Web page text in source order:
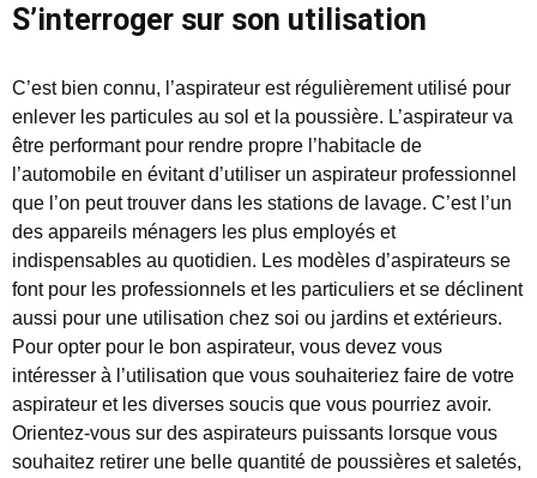
S’interroger sur son utilisation
C’est bien connu, l’aspirateur est régulièrement utilisé pour
enlever les particules au sol et la poussière. L’aspirateur va
être performant pour rendre propre l’habitacle de
l’automobile en évitant d’utiliser un aspirateur professionnel
que l’on peut trouver dans les stations de lavage. C’est l’un
des appareils ménagers les plus employés et
indispensables au quotidien. Les modèles d’aspirateurs se
font pour les professionnels et les particuliers et se déclinent
aussi pour une utilisation chez soi ou jardins et extérieurs.
Pour opter pour le bon aspirateur, vous devez vous
intéresser à l’utilisation que vous souhaiteriez faire de votre
aspirateur et les diverses soucis que vous pourriez avoir.
Orientez-vous sur des aspirateurs puissants lorsque vous
souhaitez retirer une belle quantité de poussières et saletés,